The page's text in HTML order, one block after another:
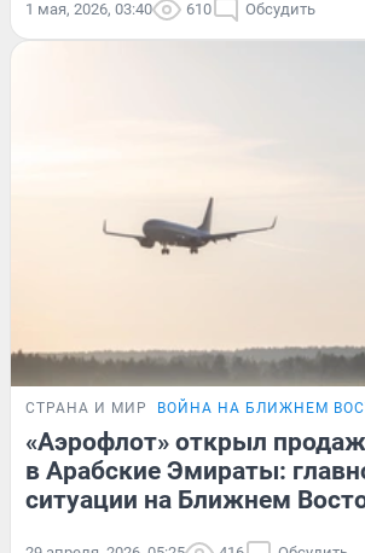
1 мая, 2026, 03:40 610 Обсудить
СТРАНА И МИР ВОЙНА НА БЛИЖНЕМ
«Аэрофлот» открыл
в Арабские Эмираты:
ситуации на Ближнем